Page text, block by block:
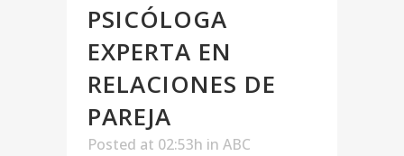
PSICÓLOGA
EXPERTA EN
RELACIONES DE
PAREJA
Posted at 02:53h in ABC